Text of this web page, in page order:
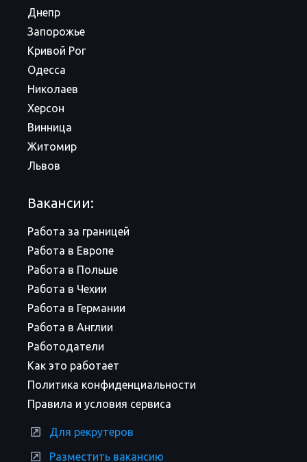
Днепр
Запорожье
Кривой Рог
Одесса
Николаев
Херсон
Винница
Житомир
Львов
Вакансии:
Работа за границей
Работа в Европе
Работа в Польше
Работа в Чехии
Работа в Германии
Работа в Англии
Работодатели
Как это работает
Политика конфиденциальности
Правила и условия сервиса
Для рекрутеров
Разместить вакансию